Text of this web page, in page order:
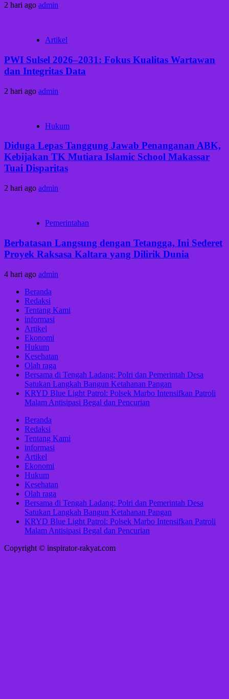
2 hari ago admin
Artikel
PWI Sulsel 2026–2031: Fokus Kualitas Wartawan
dan Integritas Data
2 hari ago admin
Hukum
Diduga Lepas Tanggung Jawab Penanganan ABK,
Kebijakan TK Mutiara Islamic School Makassar
Tuai Disparitas
2 hari ago admin
Pemerintahan
Berbatasan Langsung dengan Tetangga, Ini Sederet
Proyek Raksasa Kaltara yang Dilirik Dunia
4 hari ago admin
Beranda
Redaksi
Tentang Kami
informasi
Artikel
Ekonomi
Hukum
Kesehatan
Olah raga
Bersama di Tengah Ladang: Polri dan Pemerintah Desa
Satukan Langkah Bangun Ketahanan Pangan
KRYD Blue Light Patrol: Polsek Marbo Intensifkan Patroli
Malam Antisipasi Begal dan Pencurian
Beranda
Redaksi
Tentang Kami
informasi
Artikel
Ekonomi
Hukum
Kesehatan
Olah raga
Bersama di Tengah Ladang: Polri dan Pemerintah Desa
Satukan Langkah Bangun Ketahanan Pangan
KRYD Blue Light Patrol: Polsek Marbo Intensifkan Patroli
Malam Antisipasi Begal dan Pencurian
Copyright © inspirator-rakyat.com